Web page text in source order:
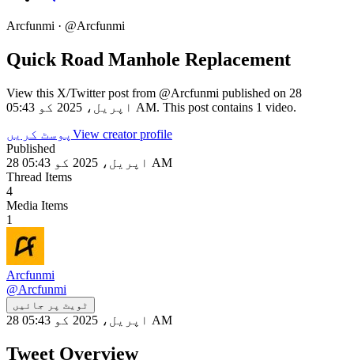
Arcfunmi · @Arcfunmi
Quick Road Manhole Replacement
View this X/Twitter post from @Arcfunmi published on 28
اپریل، 2025 کو 05:43 AM. This post contains 1 video.
پوسٹ کریں View creator profile
Published
28 اپریل، 2025 کو 05:43 AM
Thread Items
4
Media Items
1
Arcfunmi
@Arcfunmi
ٹویٹ پر جائیں
28 اپریل، 2025 کو 05:43 AM
Tweet Overview